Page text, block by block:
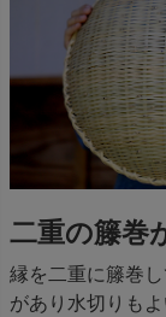
二重の籐巻
縁を二重に籐巻
があり水切りも